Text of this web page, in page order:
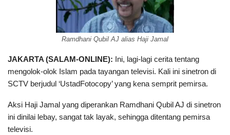
Ramdhani Qubil AJ alias Haji Jamal
JAKARTA (SALAM-ONLINE): Ini, lagi-lagi cerita tentang
mengolok-olok Islam pada tayangan televisi. Kali ini sinetron di
SCTV berjudul ‘UstadFotocopy’ yang kena semprit pemirsa.
Aksi Haji Jamal yang diperankan Ramdhani Qubil AJ di sinetron
ini dinilai lebay, sangat tak layak, sehingga ditentang pemirsa
televisi.